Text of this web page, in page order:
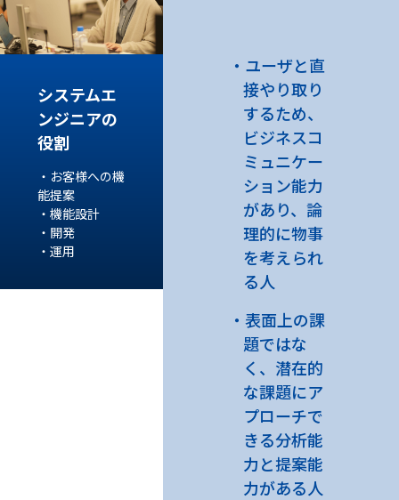
システムエ
ンジニアの
役割
・お客様への機
能提案
・機能設計
・開発
・運用
ユーザと直
接やり取り
するため、
ビジネスコ
ミュニケー
ション能力
があり、論
理的に物事
を考えられ
る人
表面上の課
題ではな
く、潜在的
な課題にア
プローチで
きる分析能
力と提案能
力がある人